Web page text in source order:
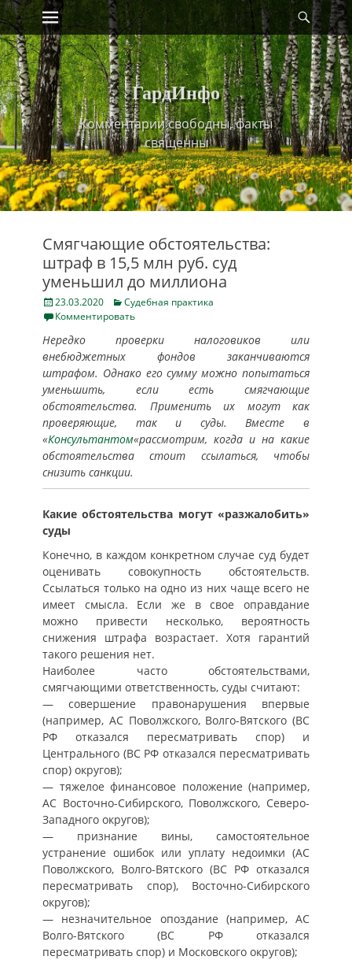
Skip
to
content
Primary Menu
ГардИнфо
Комментарии свободны, факты
священны
Смягчающие обстоятельства:
штраф в 15,5 млн руб. суд
уменьшил до миллиона
Posted
on
23.03.2020 Categories
Судебная практика
Комментировать
Нередко проверки налоговиков или
внебюджетных фондов заканчиваются
штрафом. Однако его сумму можно попытаться
уменьшить, если есть смягчающие
обстоятельства. Применить их могут как
проверяющие, так и суды. Вместе в
«Консультантом«рассмотрим, когда и на какие
обстоятельства стоит ссылаться, чтобы
снизить санкции.
Какие обстоятельства могут «разжалобить»
суды
Конечно, в каждом конкретном случае суд будет
оценивать совокупность обстоятельств.
Ссылаться только на одно из них чаще всего не
имеет смысла. Если же в свое оправдание
можно привести несколько, вероятность
снижения штрафа возрастает. Хотя гарантий
такого решения нет.
Наиболее часто обстоятельствами,
смягчающими ответственность, суды считают:
— совершение правонарушения впервые
(например, АС Поволжского, Волго-Вятского (ВС
РФ отказался пересматривать спор) и
Центрального (ВС РФ отказался пересматривать
спор) округов);
— тяжелое финансовое положение (например,
АС Восточно-Сибирского, Поволжского, Северо-
Западного округов);
— признание вины, самостоятельное
устранение ошибок или уплату недоимки (АС
Поволжского, Волго-Вятского (ВС РФ отказался
пересматривать спор), Восточно-Сибирского
округов);
— незначительное опоздание (например, АС
Волго-Вятского (ВС РФ отказался
пересматривать спор) и Московского округов);